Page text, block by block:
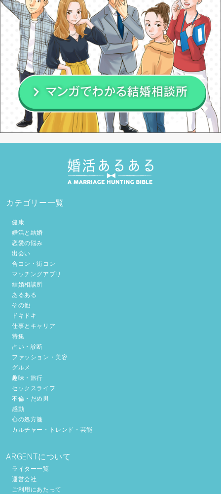
カテゴリー一覧
健康
婚活と結婚
恋愛の悩み
出会い
合コン・街コン
マッチングアプリ
結婚相談所
あるある
その他
ドキドキ
仕事とキャリア
特集
占い・診断
ファッション・美容
グルメ
趣味・旅行
セックスライフ
不倫・だめ男
感動
心の処方箋
カルチャー・トレンド・芸能
ARGENTについて
ライター一覧
運営会社
ご利用にあたって